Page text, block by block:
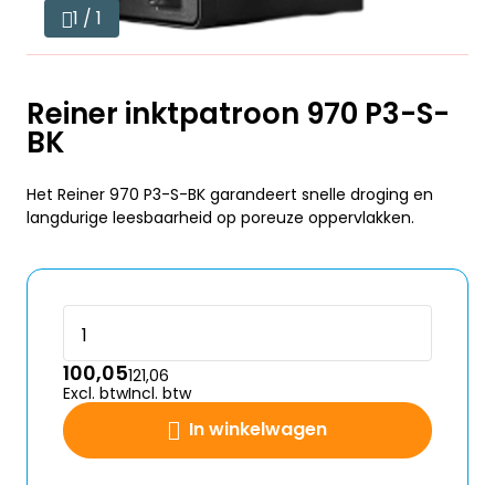
1 / 1
Reiner inktpatroon 970 P3-S-
BK
Het Reiner 970 P3-S-BK garandeert snelle droging en
langdurige leesbaarheid op poreuze oppervlakken.
In winkelwagen
100,05
Excl. btw
121,06
Incl. btw